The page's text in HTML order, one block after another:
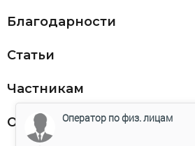
Благодарности
Статьи
Частникам
Оферта Оператор по физ. лицам